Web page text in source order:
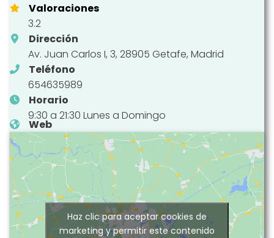
Valoraciones
3.2
Dirección
Av. Juan Carlos I, 3, 28905 Getafe, Madrid
Teléfono
654635989
Horario
9:30 a 21:30 Lunes a Domingo
Web
Haz clic para aceptar cookies de
marketing y permitir este contenido